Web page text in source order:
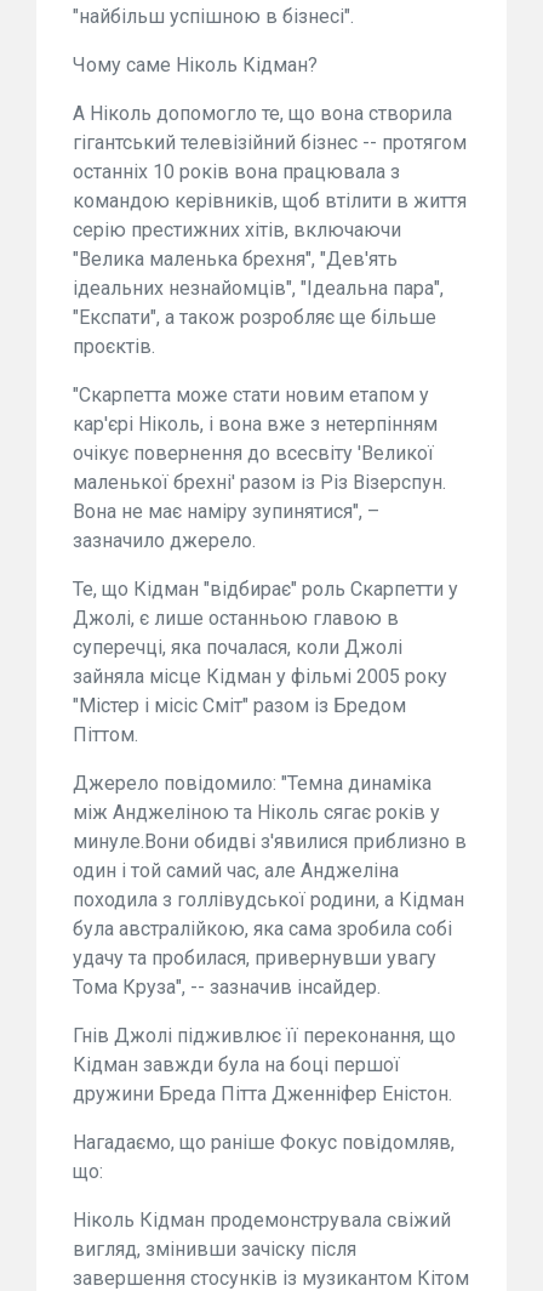
"найбільш успішною в бізнесі".
Чому саме Ніколь Кідман?
А Ніколь допомогло те, що вона створила
гігантський телевізійний бізнес -- протягом
останніх 10 років вона працювала з
командою керівників, щоб втілити в життя
серію престижних хітів, включаючи
"Велика маленька брехня", "Дев'ять
ідеальних незнайомців", "Ідеальна пара",
"Експати", а також розробляє ще більше
проєктів.
"Скарпетта може стати новим етапом у
кар'єрі Ніколь, і вона вже з нетерпінням
очікує повернення до всесвіту 'Великої
маленької брехні' разом із Різ Візерспун.
Вона не має наміру зупинятися", –
зазначило джерело.
Те, що Кідман "відбирає" роль Скарпетти у
Джолі, є лише останньою главою в
суперечці, яка почалася, коли Джолі
зайняла місце Кідман у фільмі 2005 року
"Містер і місіс Сміт" разом із Бредом
Піттом.
Джерело повідомило: "Темна динаміка
між Анджеліною та Ніколь сягає років у
минуле.Вони обидві з'явилися приблизно в
один і той самий час, але Анджеліна
походила з голлівудської родини, а Кідман
була австралійкою, яка сама зробила собі
удачу та пробилася, привернувши увагу
Тома Круза", -- зазначив інсайдер.
Гнів Джолі підживлює її переконання, що
Кідман завжди була на боці першої
дружини Бреда Пітта Дженніфер Еністон.
Нагадаємо, що раніше Фокус повідомляв,
що:
Ніколь Кідман продемонструвала свіжий
вигляд, змінивши зачіску після
завершення стосунків із музикантом Кітом